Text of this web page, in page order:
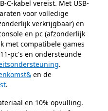
C-kabel vereist. Met USB-
voor volledige
verkrijgbaar) en
en pc (afzonderlijk
met compatibele games
pc's en ondersteunde
.
en de
.
en 10% opvulling.